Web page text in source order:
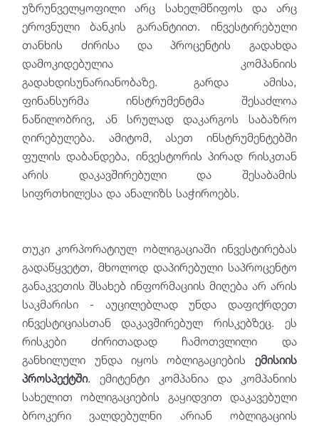
უზრუნველყოფილი არც სახელმწიფოს და არც
ეროვნული ბანკის გარანტიით. ინვესტირებული
თანხის ძირისა და პროცენტის გადახდა
დამოკიდებულია კომპანიის
გადახდისუნარიანობაზე. გარდა ამისა,
ფინანსურმა ინსტრუმენტმა შესაძლოა
ნაწილობრივ, ან სრულად დაკარგოს საბაზრო
ღირებულება. ამიტომ, ასეთ ინსტრუმენტებში
ფულის დაბანდება, ინვესტორის პირად რისკთან
არის დაკავშირებული და შესაბამის
სიფრთხილესა და ანალიზს საჭიროებს.
თუკი კორპორატიულ ობლიგაციაში ინვესტირებას
გადაწყვეტთ, მხოლოდ დაპირებული საპროცენტო
განაკვეთის შსახებ ინფორმაციის მიღება არ არის
საკმარისი - აუცილებლად უნდა დაფიქრდეთ
ინვესტიციასთან დაკავშირებულ რისკებზეც. ეს
რისკები ძირითადად ჩამოთვლილი და
განხილული უნდა იყოს ობლიგაციების ემისიის
პროსპექტში. ემიტენტი კომპანია და კომპანიის
სახელით ობლიგაციების გაყიდვით დაკავებული
ბროკერი ვალდებულნი არიან ობლიგაციის